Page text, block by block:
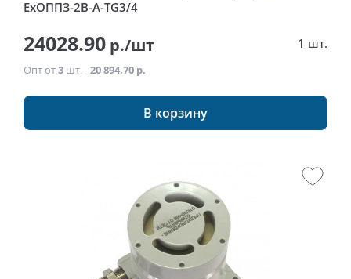
ExОППЗ-2В-А-ТG3/4
24028.90 р./шт 1 шт.
Опт от3 шт. -20 894.70 р.
В корзину